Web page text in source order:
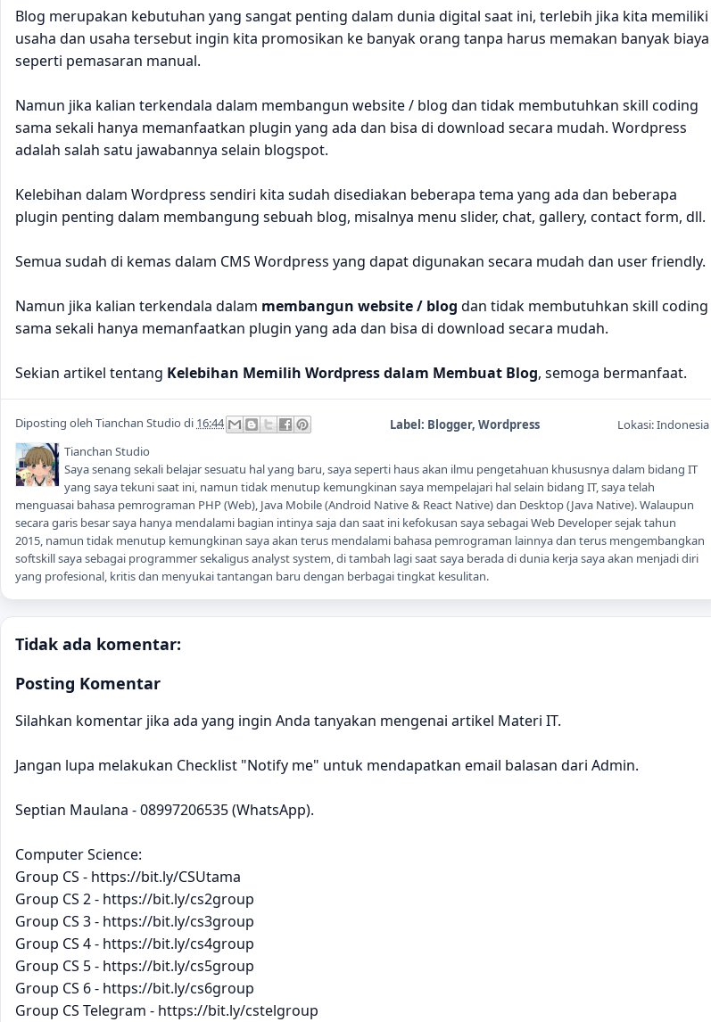
Blog merupakan kebutuhan yang sangat penting dalam dunia digital saat ini, terlebih jika kita memiliki
usaha dan usaha tersebut ingin kita promosikan ke banyak orang tanpa harus memakan banyak biaya
seperti pemasaran manual.
Namun jika kalian terkendala dalam membangun website / blog dan tidak membutuhkan skill coding
sama sekali hanya memanfaatkan plugin yang ada dan bisa di download secara mudah. Wordpress
adalah salah satu jawabannya selain blogspot.
Kelebihan dalam Wordpress sendiri kita sudah disediakan beberapa tema yang ada dan beberapa
plugin penting dalam membangung sebuah blog, misalnya menu slider, chat, gallery, contact form, dll.
Semua sudah di kemas dalam CMS Wordpress yang dapat digunakan secara mudah dan user friendly.
Namun jika kalian terkendala dalam membangun website / blog dan tidak membutuhkan skill coding
sama sekali hanya memanfaatkan plugin yang ada dan bisa di download secara mudah.
Sekian artikel tentang Kelebihan Memilih Wordpress dalam Membuat Blog, semoga bermanfaat.
Diposting oleh Tianchan Studio di 16:44 Label: Blogger, Wordpress Lokasi:Indonesia
Tianchan Studio
Saya senang sekali belajar sesuatu hal yang baru, saya seperti haus akan ilmu pengetahuan khususnya dalam bidang IT
yang saya tekuni saat ini, namun tidak menutup kemungkinan saya mempelajari hal selain bidang IT, saya telah
menguasai bahasa pemrograman PHP (Web), Java Mobile (Android Native & React Native) dan Desktop (Java Native). Walaupun
secara garis besar saya hanya mendalami bagian intinya saja dan saat ini kefokusan saya sebagai Web Developer sejak tahun
2015, namun tidak menutup kemungkinan saya akan terus mendalami bahasa pemrograman lainnya dan terus mengembangkan
softskill saya sebagai programmer sekaligus analyst system, di tambah lagi saat saya berada di dunia kerja saya akan menjadi diri
yang profesional, kritis dan menyukai tantangan baru dengan berbagai tingkat kesulitan.
Tidak ada komentar:
Posting Komentar
Silahkan komentar jika ada yang ingin Anda tanyakan mengenai artikel Materi IT.
Jangan lupa melakukan Checklist "Notify me" untuk mendapatkan email balasan dari Admin.
Septian Maulana - 08997206535 (WhatsApp).
Computer Science:
Group CS - https://bit.ly/CSUtama
Group CS 2 - https://bit.ly/cs2group
Group CS 3 - https://bit.ly/cs3group
Group CS 4 - https://bit.ly/cs4group
Group CS 5 - https://bit.ly/cs5group
Group CS 6 - https://bit.ly/cs6group
Group CS Telegram - https://bit.ly/cstelgroup